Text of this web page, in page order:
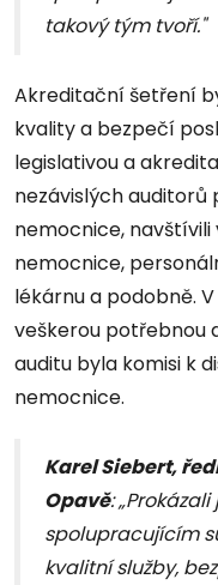
takový tým tvoří."
Akreditační šetření
kvality a bezpečí
legislativou a
nezávislých
nemocnice,
nemocnice,
lékárnu a podobně.
veškerou potřebnou
auditu byla komisi k
nemocnice.
Karel Siebert,
Opavě:
spolupracujícím
kvalitní služby,